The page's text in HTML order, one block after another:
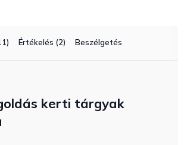
Értékelés (2) Beszélgetés
kerti tárgyak